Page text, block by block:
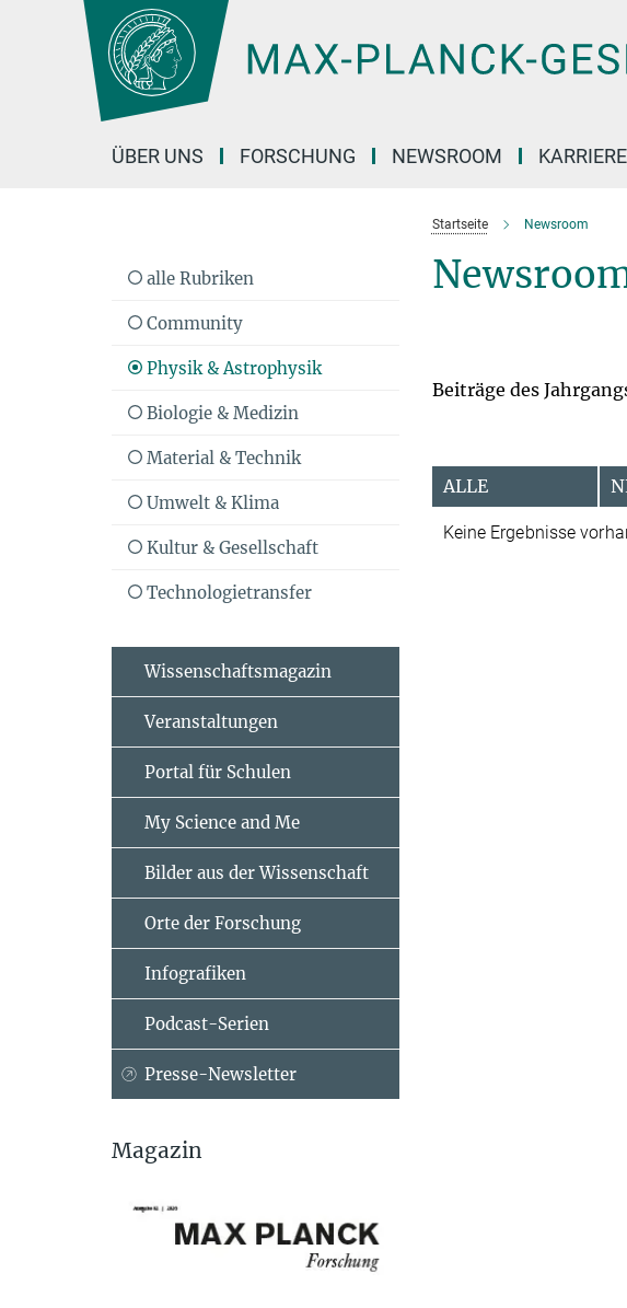
Hauptinhalt
ÜBER UNS FORSCHUNG NEWSROOM KARRIERE
Startseite Newsroom
Beiträge des
ALLE
Keine Ergebnisse
alle Rubriken
Community
Physik & Astrophysik
Biologie & Medizin
Material & Technik
Umwelt & Klima
Kultur & Gesellschaft
Technologietransfer
Wissenschaftsmagazin
Veranstaltungen
Portal für Schulen
My Science and Me
Bilder aus der Wissenschaft
Orte der Forschung
Infografiken
Podcast-Serien
Presse-Newsletter
Magazin